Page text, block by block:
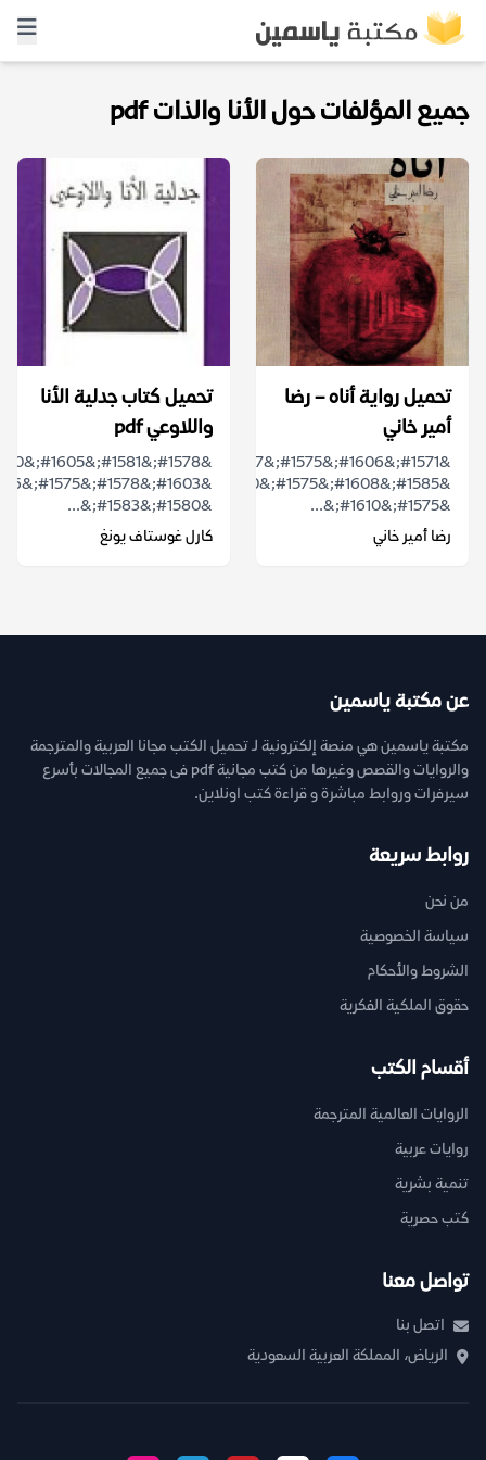
جميع المؤلفات حول الأنا والذات pdf
تحميل رواية أناه – رضا
أمير خاني
&#1585;&#1608;&#1575;&#1610;&#1577;
&#1575;&#1610;&...
رضا أمير خاني
تحميل كتاب جدلية الأنا
واللاوعي pdf
&#1580;&#1583;&...
كارل غوستاف يونغ
عن مكتبة ياسمين
مكتبة ياسمين هي منصة إلكترونية لـ تحميل الكتب مجانا العربية والمترجمة
والروايات والقصص وغيرها من كتب مجانية pdf فى جميع المجالات بأسرع
سيرفرات وروابط مباشرة و قراءة كتب اونلاين.
روابط سريعة
من نحن
سياسة الخصوصية
الشروط والأحكام
حقوق الملكية الفكرية
أقسام الكتب
الروايات العالمية المترجمة
روايات عربية
تنمية بشرية
كتب حصرية
تواصل معنا
اتصل بنا
الرياض، المملكة العربية السعودية